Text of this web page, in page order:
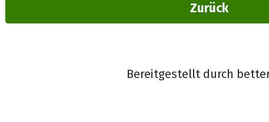
Zurück
Bereitgestellt durch